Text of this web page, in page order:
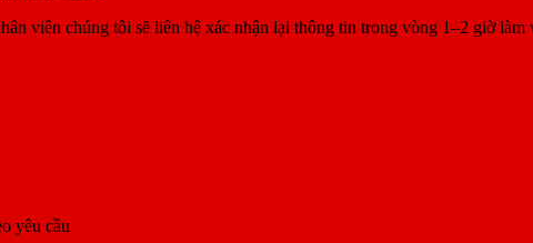
viên chúng tôi sẽ liên hệ xác nhận lại thông tin trong vòng 1–2 giờ làm
yêu cầu